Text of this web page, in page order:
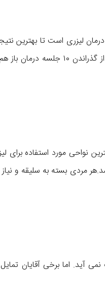
نیاز برای از بین بردن موهای زائد مردان حدود ۱۰ جلسه
جلسات لیزر مردان حدود ۴ الی ۶ هفته می باشد و گاهی
نواحی مورد استفاده
مردی بسته به سلیقه و نیاز
آید. اما برخی آقایان